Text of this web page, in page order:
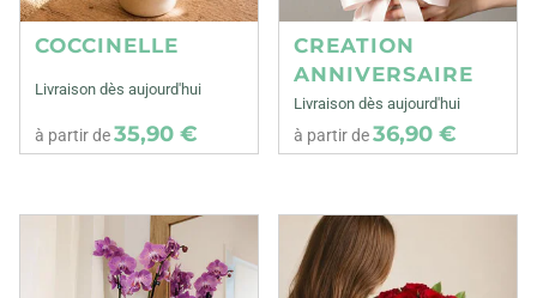
COCCINELLE
Livraison dès aujourd'hui
à partir de35,90 €
CREATION
ANNIVERSAIRE
Livraison dès aujourd'hui
à partir de36,90 €